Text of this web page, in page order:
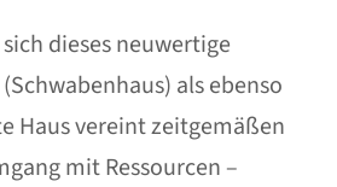
dieses neuwertige
als ebenso
Haus vereint zeitgemäßen
mit Ressourcen –